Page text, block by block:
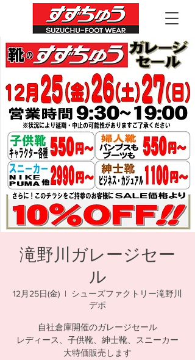
滝野川ガレージセー
ル
12月25日(金)
  |
シューズファクトリー滝野川
デポ
自社倉庫開催のガレージセール
レディース、子供靴、紳士靴、スニーカー
大特価販売します